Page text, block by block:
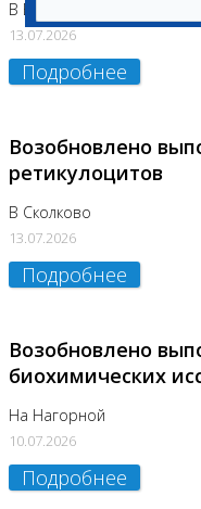
В Бутово
13.07.2026
Подробнее
Возобновлено
ретикулоцитов
В Сколково
13.07.2026
Подробнее
Возобновлено
биохимических
На Нагорной
10.07.2026
Подробнее